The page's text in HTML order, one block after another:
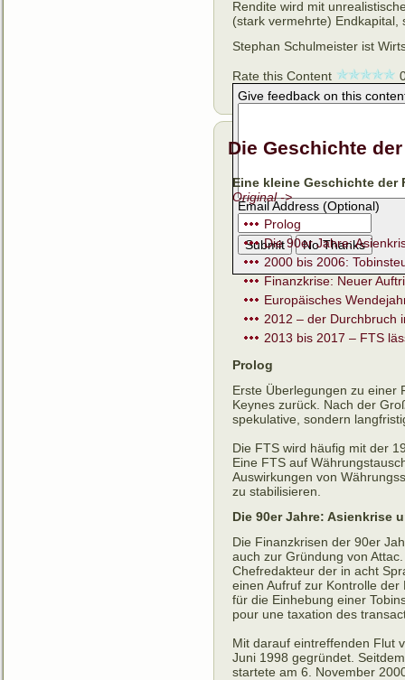
Rendite wird mit
(stark vermehrte)
Stephan Schulmeister ist
Rate this Content
Give feedback on this
Email Address (Optional)
Die Geschichte der
Eine kleine Geschichte
Original ->
Prolog
Die 90er Jahre:
2000 bis 2006:
Finanzkrise: Neuer
Europäisches
2012 – der Durchbruch
2013 bis 2017 – FTS
Prolog
Erste Überlegungen zu einer
Keynes zurück. Nach der
spekulative, sondern
Die FTS wird häufig mit der
Eine FTS auf
Auswirkungen von
zu stabilisieren.
Die 90er Jahre: Asienkrise
Die Finanzkrisen der 90er
auch zur Gründung von
Chefredakteur der in acht
einen Aufruf zur Kontrolle
für die Einhebung einer
pour une taxation des
Mit darauf eintreffenden Flut
Juni 1998 gegründet.
startete am 6. November